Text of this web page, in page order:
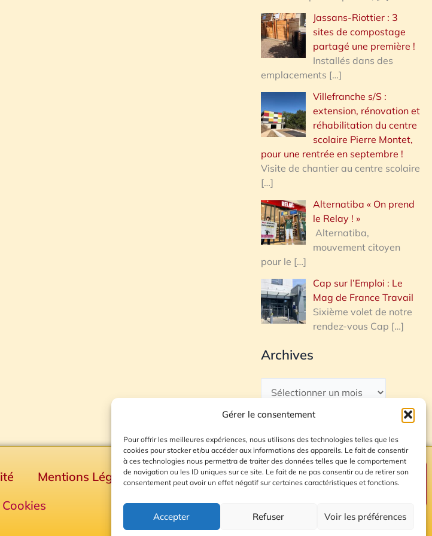
Gérer le consentement
Pour offrir les meilleures expériences, nous utilisons des technologies telles que les
cookies pour stocker et/ou accéder aux informations des appareils. Le fait de consentir
à ces technologies nous permettra de traiter des données telles que le comportement
de navigation ou les ID uniques sur ce site. Le fait de ne pas consentir ou de retirer son
consentement peut avoir un effet négatif sur certaines caractéristiques et fonctions.
Accepter Refuser Voir les préférences
Jassans-Riottier : 3
sites de compostage
partagé une première !
Installés dans des
emplacements […]
Villefranche s/S :
extension, rénovation et
réhabilitation du centre
scolaire Pierre Montet,
pour une rentrée en septembre !
Visite de chantier au centre scolaire
[…]
Alternatiba « On prend
le Relay ! »
Alternatiba,
mouvement citoyen
pour le […]
Cap sur l’Emploi : Le
Mag de France Travail
Sixième volet de notre
rendez-vous Cap […]
Archives
Mentions Légales
Plan du site